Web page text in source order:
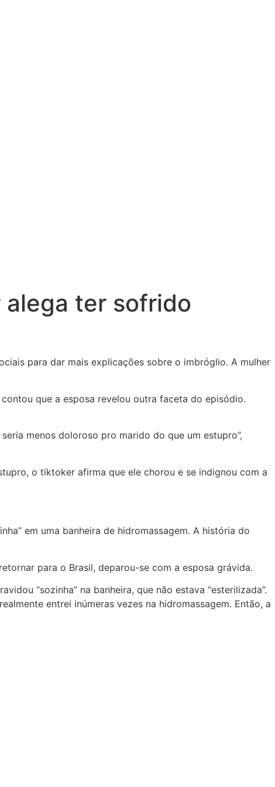
alega ter sofrido
para dar mais explicações sobre o imbróglio. A mulher
que a esposa revelou outra faceta do episódio.
menos doloroso pro marido do que um estupro”,
o tiktoker afirma que ele chorou e se indignou com a
em uma banheira de hidromassagem. A história do
para o Brasil, deparou-se com a esposa grávida.
“sozinha” na banheira, que não estava “esterilizada”.
entrei inúmeras vezes na hidromassagem. Então, a